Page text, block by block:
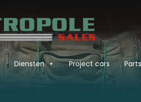
Diensten Project cars Parts